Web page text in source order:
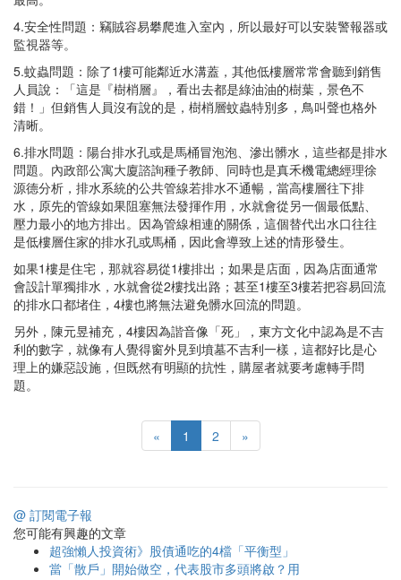
4.安全性問題：竊賊容易攀爬進入室內，所以最好可以安裝警報器或
監視器等。
5.蚊蟲問題：除了1樓可能鄰近水溝蓋，其他低樓層常常會聽到銷售
人員說：「這是『樹梢層』，看出去都是綠油油的樹葉，景色不
錯！」但銷售人員沒有說的是，樹梢層蚊蟲特別多，鳥叫聲也格外
清晰。
6.排水問題：陽台排水孔或是馬桶冒泡泡、滲出髒水，這些都是排水
問題。內政部公寓大廈諮詢種子教師、同時也是真禾機電總經理徐
源德分析，排水系統的公共管線若排水不通暢，當高樓層往下排
水，原先的管線如果阻塞無法發揮作用，水就會從另一個最低點、
壓力最小的地方排出。因為管線相連的關係，這個替代出水口往往
是低樓層住家的排水孔或馬桶，因此會導致上述的情形發生。
如果1樓是住宅，那就容易從1樓排出；如果是店面，因為店面通常
會設計單獨排水，水就會從2樓找出路；甚至1樓至3樓若把容易回流
的排水口都堵住，4樓也將無法避免髒水回流的問題。
另外，陳元昱補充，4樓因為諧音像「死」，東方文化中認為是不吉
利的數字，就像有人覺得窗外見到墳墓不吉利一樣，這都好比是心
理上的嫌惡設施，但既然有明顯的抗性，購屋者就要考慮轉手問
題。
« 1 2 »
@ 訂閱電子報
您可能有興趣的文章
超強懶人投資術》股債通吃的4檔「平衡型」
當「散戶」開始做空，代表股市多頭將啟？用